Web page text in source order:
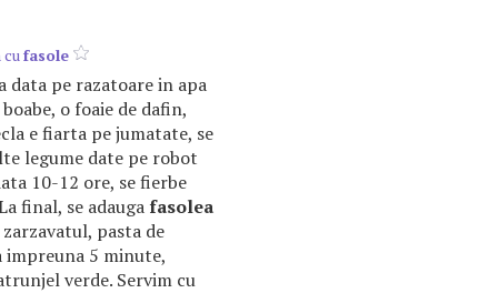
cufasole
data pe razatoare in apa
o foaie de dafin,
e fiarta pe jumatate, se
legume date pe robot
10-12 ore, se fierbe
final, se adaugafasolea
zarzavatul, pasta de
impreuna 5 minute,
verde. Servim cu